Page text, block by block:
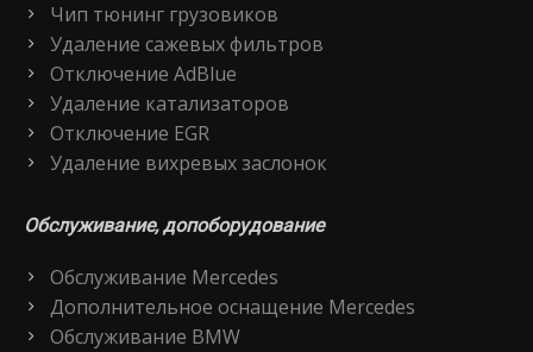
Чип тюнинг грузовиков
Удаление сажевых фильтров
Отключение AdBlue
Удаление катализаторов
Отключение EGR
Удаление вихревых заслонок
Обслуживание, допоборудование
Обслуживание Mercedes
Дополнительное оснащение Mercedes
Обслуживание BMW